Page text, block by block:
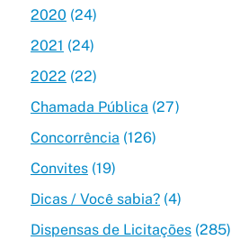
2020 (24)
2021 (24)
2022 (22)
Chamada Pública (27)
Concorrência (126)
Convites(19)
Dicas / Você sabia?(4)
Dispensas de Licitações(285)